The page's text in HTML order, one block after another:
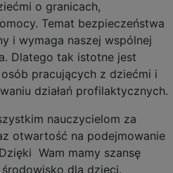
o granicach,
Temat bezpieczeństwa
i wymaga naszej wspólnej
Dlatego tak istotne jest
pracujących z dziećmi i
działań profilaktycznych.
nauczycielom za
otwartość na podejmowanie
Wam mamy szansę
dla dzieci.